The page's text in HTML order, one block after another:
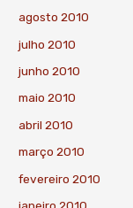
agosto 2010
julho 2010
junho 2010
maio 2010
abril 2010
março 2010
fevereiro 2010